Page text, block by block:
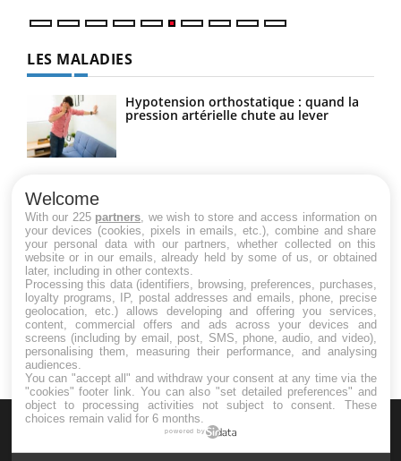
LES MALADIES
Hypotension orthostatique : quand la
pression artérielle chute au lever
Maladie de Charcot (Sclérose latérale
amyotrophique)
Welcome
With our 225 partners , we wish to store and access information on
your devices (cookies, pixels in emails, etc.), combine and share
your personal data with our partners, whether collected on this
website or in our emails, already held by some of us, or obtained
later, including in other contexts.
Processing this data (identifiers, browsing, preferences, purchases,
loyalty programs, IP, postal addresses and emails, phone, precise
geolocation, etc.) allows developing and offering you services,
content, commercial offers and ads across your devices and
screens (including by email, post, SMS, phone, audio, and video),
personalising them, measuring their performance, and analysing
audiences.
You can "accept all" and withdraw your consent at any time via the
"cookies" footer link . You can also "set detailed preferences" and
object to processing activities not subject to consent. These
choices remain valid for 6 months.
powered by